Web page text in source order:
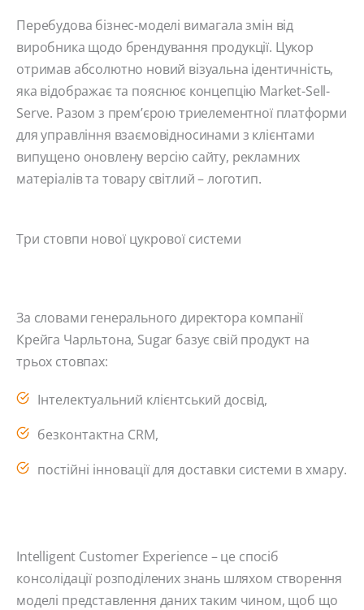
Перебудова бізнес-моделі вимагала змін від
виробника щодо брендування продукції. Цукор
отримав абсолютно новий візуальна ідентичність,
яка відображає та пояснює концепцію Market-Sell-
Serve. Разом з прем’єрою триелементної платформи
для управління взаємовідносинами з клієнтами
випущено оновлену версію сайту, рекламних
матеріалів та товару світлий – логотип.
Три стовпи нової цукрової системи
За словами генерального директора компанії
Крейга Чарльтона, Sugar базує свій продукт на
трьох стовпах:
Інтелектуальний клієнтський досвід,
безконтактна CRM,
постійні інновації для доставки системи в хмару.
Intelligent Customer Experience – це спосіб
консолідації розподілених знань шляхом створення
моделі представлення даних таким чином, щоб що